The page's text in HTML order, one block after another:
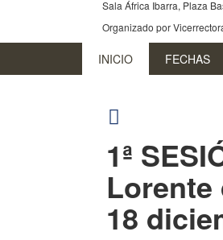
Sala África Ibarra, Plaza
Organizado por
INICIO FECHAS
1ª
Lorente
18